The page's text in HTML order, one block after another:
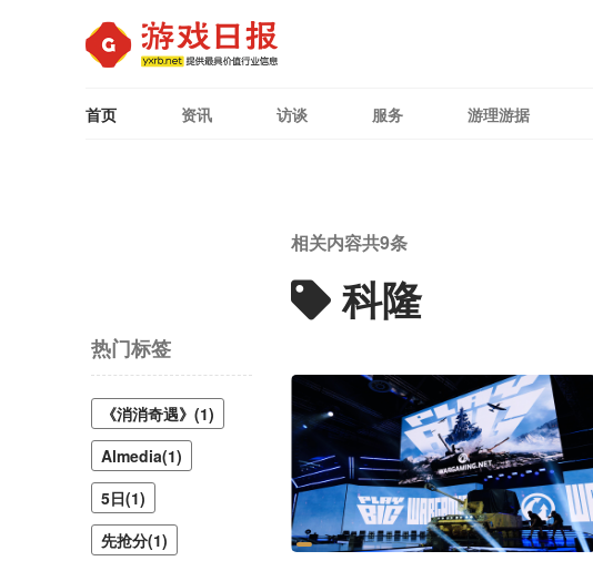
首页 资讯 访谈 服务 游理游据
热门标签
《消消奇遇》(1)
Almedia(1)
5日(1)
先抢分(1)
相关内容共9条
科隆